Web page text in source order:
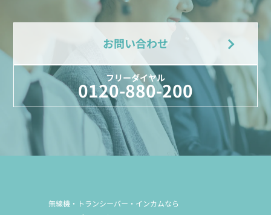
お問い合わせ
フリーダイヤル
0120-880-200
無線機・トランシーバー・インカムなら